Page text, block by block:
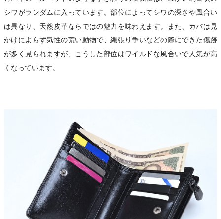
シワがランダムに入っています。部位によってシワの深さや風合い
は異なり、天然皮革ならではの魅力を味わえます。また、カバは見
かけによらず気性の荒い動物で、縄張り争いなどの際にできた傷跡
が多く見られますが、こうした部位はワイルドな風合いで人気が高
くなっています。